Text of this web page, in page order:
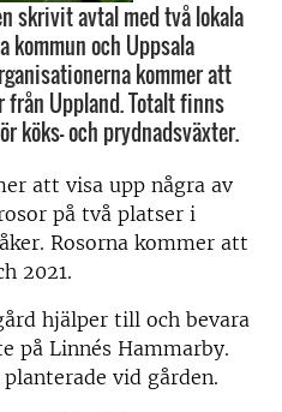
skrivit avtal med två lokala
kommun och Uppsala
kommer att
från Uppland. Totalt finns
köks- och prydnadsväxter.
att visa upp några av
på två platser i
Rosorna kommer att
2021.
hjälper till och bevara
på Linnés Hammarby.
vid gården.